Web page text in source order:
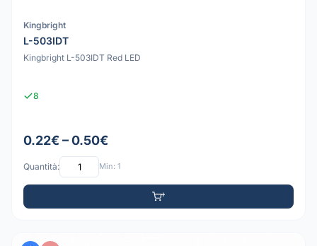
Kingbright
L-503IDT
Kingbright L-503IDT Red LED
8
0.22€ – 0.50€
Quantità: Min: 1